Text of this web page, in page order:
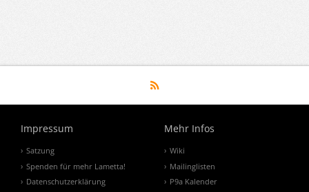
Impressum
Satzung
Spenden für mehr Lametta!
Datenschutzerklärung
Mehr Infos
Wiki
Mailinglisten
P9a Kalender